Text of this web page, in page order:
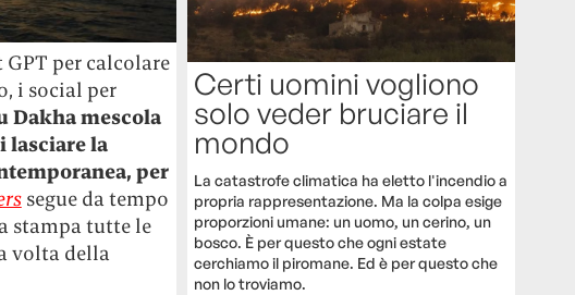
per calcolare
i social per
Dakha mescola
lasciare la
per
segue da tempo
stampa tutte le
volta della
Certi uomini vogliono
solo veder bruciare il
mondo
La catastrofe climatica ha eletto l'incendio a
propria rappresentazione. Ma la colpa esige
proporzioni umane: un uomo, un cerino, un
bosco. È per questo che ogni estate
cerchiamo il piromane. Ed è per questo che
non lo troviamo.